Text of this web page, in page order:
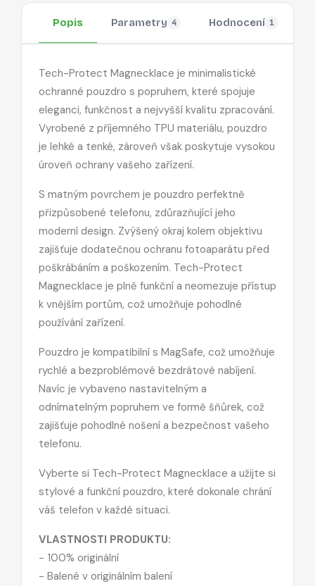
Popis Parametry 4 Hodnocení 1
Tech-Protect Magnecklace je minimalistické
ochranné pouzdro s popruhem, které spojuje
eleganci, funkčnost a nejvyšší kvalitu zpracování.
Vyrobené z příjemného TPU materiálu, pouzdro
je lehké a tenké, zároveň však poskytuje vysokou
úroveň ochrany vašeho zařízení.
S matným povrchem je pouzdro perfektně
přizpůsobené telefonu, zdůrazňující jeho
moderní design. Zvýšený okraj kolem objektivu
zajišťuje dodatečnou ochranu fotoaparátu před
poškrábáním a poškozením. Tech-Protect
Magnecklace je plně funkční a neomezuje přístup
k vnějším portům, což umožňuje pohodlné
používání zařízení.
Pouzdro je kompatibilní s MagSafe, což umožňuje
rychlé a bezproblémové bezdrátové nabíjení.
Navíc je vybaveno nastavitelným a
odnímatelným popruhem ve formě šňůrek, což
zajišťuje pohodlné nošení a bezpečnost vašeho
telefonu.
Vyberte si Tech-Protect Magnecklace a užijte si
stylové a funkční pouzdro, které dokonale chrání
váš telefon v každé situaci.
VLASTNOSTI PRODUKTU:
- 100% originální
- Balené v originálním balení